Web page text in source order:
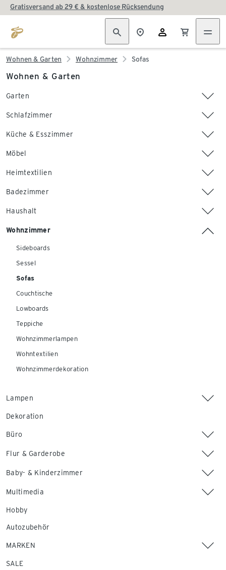
Gratisversand ab 29 € & kostenlose Rücksendung
Wohnen & Garten Wohnzimmer Sofas
Wohnen & Garten
Garten
Schlafzimmer
Küche & Esszimmer
Möbel
Heimtextilien
Badezimmer
Haushalt
Wohnzimmer
Sideboards
Sessel
Sofas
Couchtische
Lowboards
Teppiche
Wohnzimmerlampen
Wohntextilien
Wohnzimmerdekoration
Lampen
Dekoration
Büro
Flur & Garderobe
Baby- & Kinderzimmer
Multimedia
Hobby
Autozubehör
MARKEN
SALE